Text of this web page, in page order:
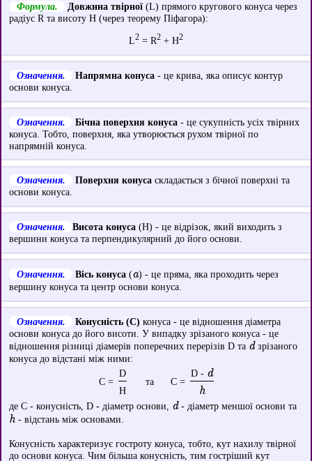
Формула. Довжина твірної (L) прямого кругового конуса через
радіус R та висоту H (через теорему Піфагора):
L2 = R2 + H2
Означення. Напрямна конуса - це крива, яка описує контур
основи конуса.
Означення. Бічна поверхня конуса - це сукупність усіх твірних
конуса. Тобто, поверхня, яка утворюється рухом твірної по
напрямній конуса.
Означення. Поверхня конуса складається з бічної поверхні та
основи конуса.
Означення. Висота конуса (H) - це відрізок, який виходить з
вершини конуса та перпендикулярний до його основи.
Означення. Вісь конуса (a) - це пряма, яка проходить через
вершину конуса та центр основи конуса.
Означення. Конусність (С) конуса - це відношення діаметра
основи конуса до його висоти. У випадку зрізаного конуса - це
відношення різниці діамерів поперечних перерізів D та dзрізаного
конуса до відстані між ними:
C =
D
та C =
D - d
H h
де C - конусність, D - діаметр основи, d- діаметр меншої основи та
h- відстань між основами.
Конусність характеризує гостроту конуса, тобто, кут нахилу твірної
до основи конуса. Чим більша конусність, тим гостріший кут